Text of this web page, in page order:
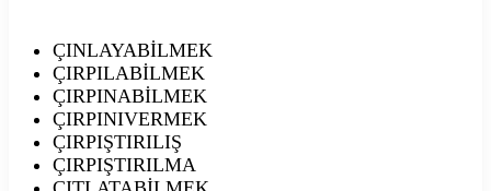
ÇINLAYABİLMEK
ÇIRPILABİLMEK
ÇIRPINABİLMEK
ÇIRPINIVERMEK
ÇIRPIŞTIRILIŞ
ÇIRPIŞTIRILMA